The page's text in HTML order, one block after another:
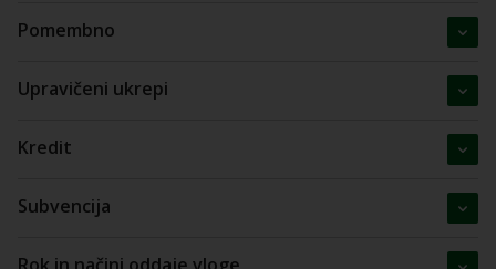
Pomembno
Upravičeni ukrepi
Kredit
Subvencija